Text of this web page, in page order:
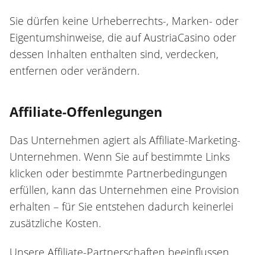
Sie dürfen keine Urheberrechts-, Marken- oder
Eigentumshinweise, die auf AustriaCasino oder
dessen Inhalten enthalten sind, verdecken,
entfernen oder verändern.
Affiliate-Offenlegungen
Das Unternehmen agiert als Affiliate-Marketing-
Unternehmen. Wenn Sie auf bestimmte Links
klicken oder bestimmte Partnerbedingungen
erfüllen, kann das Unternehmen eine Provision
erhalten – für Sie entstehen dadurch keinerlei
zusätzliche Kosten.
Unsere Affiliate-Partnerschaften beeinflussen